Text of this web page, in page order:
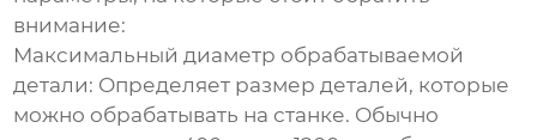
внимание:
Максимальный диаметр обрабатываемой
детали: Определяет размер деталей, которые
можно обрабатывать на станке. Обычно